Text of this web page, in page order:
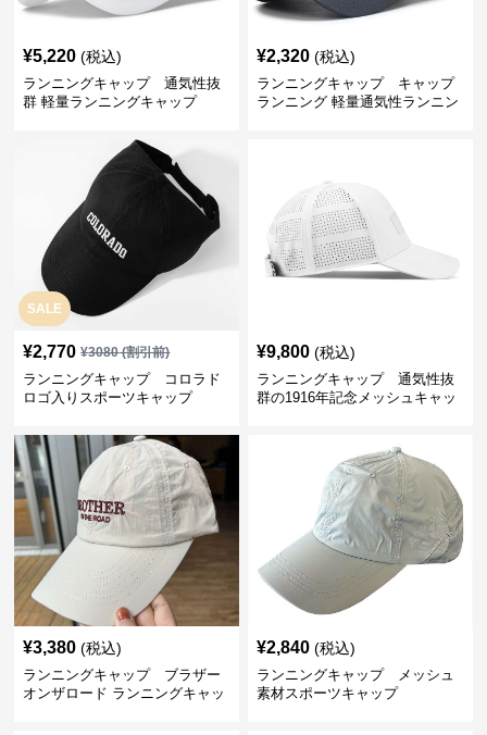
¥5,220 (税込)
ランニングキャップ 通気性抜
群 軽量ランニングキャップ
¥2,320 (税込)
ランニングキャップ キャップ
ランニング 軽量通気性ランニン
SALE
¥2,770 ¥3080(割引前)
ランニングキャップ コロラド
ロゴ入りスポーツキャップ
¥9,800 (税込)
ランニングキャップ 通気性抜
群の1916年記念メッシュキャッ
¥3,380 (税込)
ランニングキャップ ブラザー
オンザロード ランニングキャッ
¥2,840 (税込)
ランニングキャップ メッシュ
素材スポーツキャップ